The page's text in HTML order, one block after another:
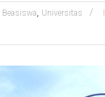
Beasiswa, Universitas